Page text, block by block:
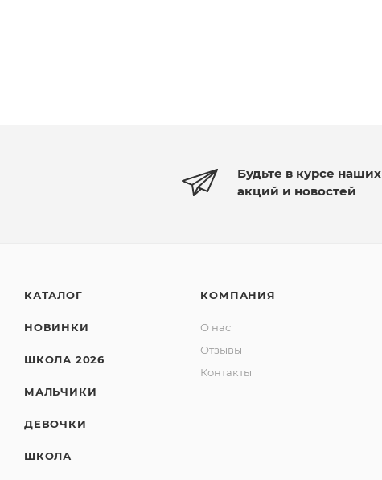
Будьте в курсе наших
акций и новостей
КАТАЛОГ
НОВИНКИ
ШКОЛА 2026
МАЛЬЧИКИ
ДЕВОЧКИ
ШКОЛА
КОМПАНИЯ
О нас
Отзывы
Контакты